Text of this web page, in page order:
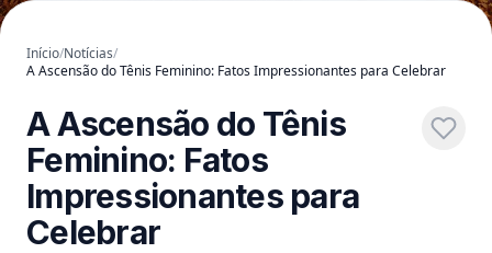
Início/Notícias/
A Ascensão do Tênis Feminino: Fatos Impressionantes para Celebrar
A Ascensão do Tênis
Feminino: Fatos
Impressionantes para
Celebrar